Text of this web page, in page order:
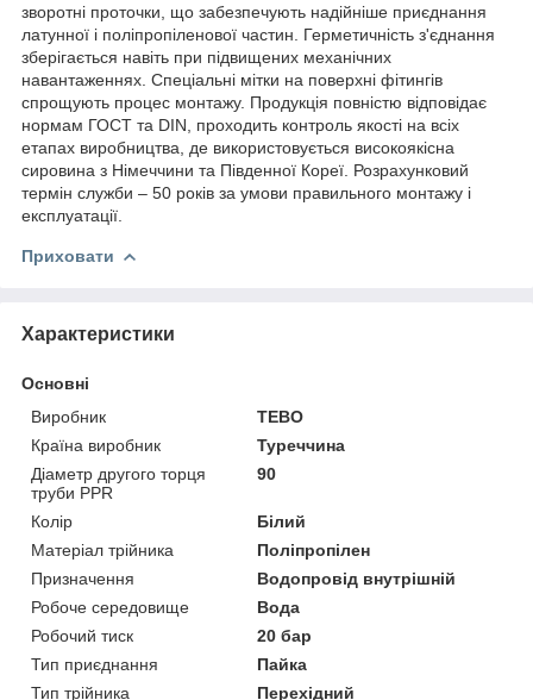
зворотні проточки, що забезпечують надійніше приєднання
латунної і поліпропіленової частин. Герметичність з'єднання
зберігається навіть при підвищених механічних
навантаженнях. Спеціальні мітки на поверхні фітингів
спрощують процес монтажу. Продукція повністю відповідає
нормам ГОСТ та DIN, проходить контроль якості на всіх
етапах виробництва, де використовується високоякісна
сировина з Німеччини та Південної Кореї. Розрахунковий
термін служби – 50 років за умови правильного монтажу і
експлуатації.
Приховати
Характеристики
Основні
Виробник
ТЕВО
Країна виробник
Туреччина
Діаметр другого торця
труби PPR
90
Колір
Білий
Матеріал трійника
Поліпропілен
Призначення
Водопровід внутрішній
Робоче середовище
Вода
Робочий тиск
20 бар
Тип приєднання
Пайка
Тип трійника
Перехідний